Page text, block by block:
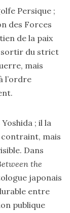
Persique ;
des Forces
de la paix
sortir du strict
mais
l’ordre
; il la
mais
Dans
the
japonais
entre
publique